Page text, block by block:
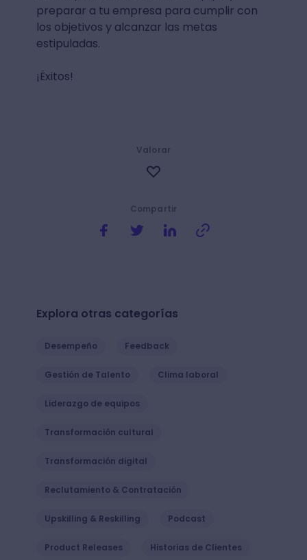
preparar a tu empresa para cumplir con
los objetivos y alcanzar las metas
estipuladas.
¡Ëxitos!
Compartir
Valorar
Explora otras categorías
Desempeño Feedback
Gestión de Talento Clima laboral
Liderazgo de equipos
Transformación cultural
Transformación digital
Reclutamiento & Contratación
Upskilling & Reskilling Podcast
Product Releases Historias de Clientes